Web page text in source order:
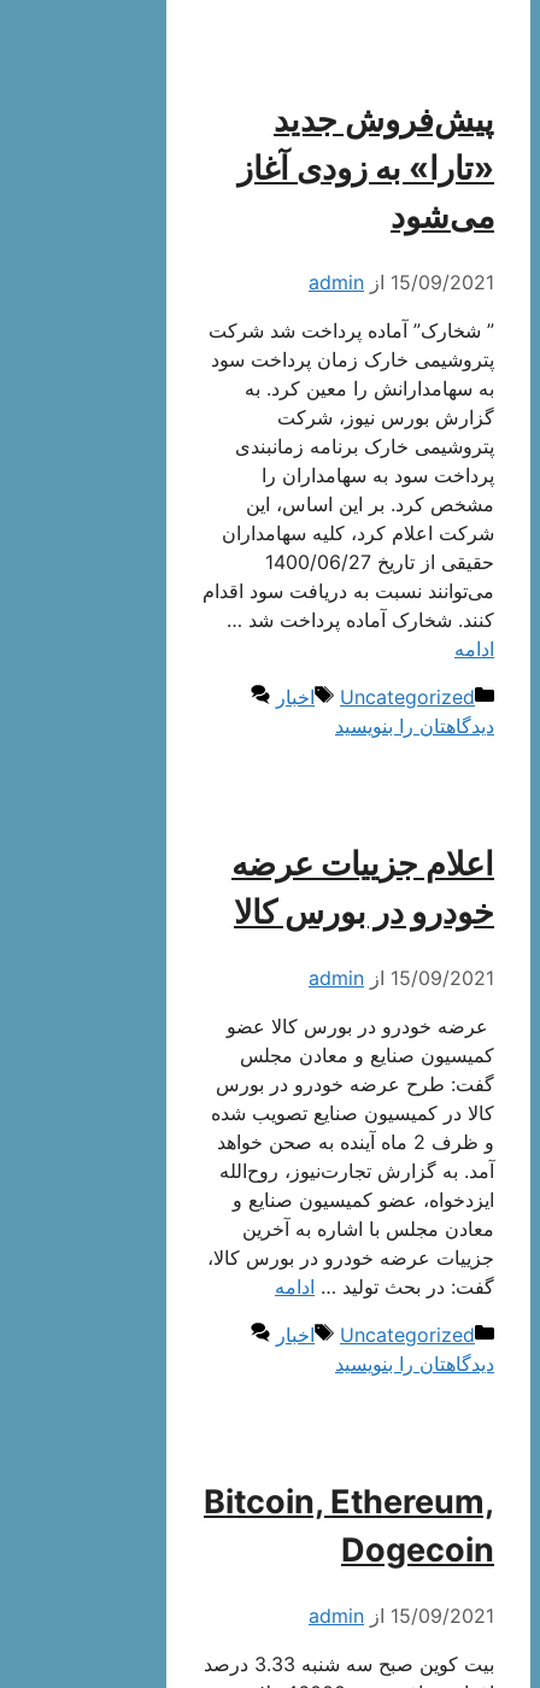
پیش‌فروش جدید
«تارا» به زودی آغاز
می‌شود
15/09/2021 از admin
” شخارک” آماده پرداخت شد شرکت
پتروشیمی خارک زمان پرداخت سود
به سهامدارانش را معین کرد. به
گزارش بورس نیوز، شرکت
پتروشیمی خارک برنامه زمانبندی
پرداخت سود به سهامداران را
مشخص کرد. بر این اساس، این
شرکت اعلام کرد، کلیه سهامداران
حقیقی از تاریخ 1400/06/27
می‌توانند نسبت به دریافت سود اقدام
کنند. شخارک آماده پرداخت شد …
ادامه
دسته‌ها
Uncategorized برچسب‌ها
اخبار
دیدگاهتان را بنویسید
اعلام جزيیات عرضه
خودرو در بورس کالا
15/09/2021 از admin
عرضه خودرو در بورس کالا عضو
کمیسیون صنایع و معادن مجلس
گفت: طرح عرضه خودرو در بورس
کالا در کمیسیون صنایع تصویب شده
و ظرف 2 ماه آینده به صحن خواهد
آمد. به گزارش تجارت‌نیوز، روح‌الله
ایزدخواه، عضو کمیسیون صنایع و
معادن مجلس با اشاره به آخرین
جزيیات عرضه خودرو در بورس کالا،
گفت: در بحث تولید … ادامه
دسته‌ها
Uncategorized برچسب‌ها
اخبار
دیدگاهتان را بنویسید
Bitcoin, Ethereum,
Dogecoin
15/09/2021 از admin
بیت کوین صبح سه شنبه 3.33 درصد